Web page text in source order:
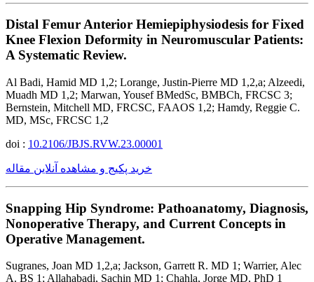
Distal Femur Anterior Hemiepiphysiodesis for Fixed
Knee Flexion Deformity in Neuromuscular Patients:
A Systematic Review.
Al Badi, Hamid MD 1,2; Lorange, Justin-Pierre MD 1,2,a; Alzeedi,
Muadh MD 1,2; Marwan, Yousef BMedSc, BMBCh, FRCSC 3;
Bernstein, Mitchell MD, FRCSC, FAAOS 1,2; Hamdy, Reggie C.
MD, MSc, FRCSC 1,2
doi : 10.2106/JBJS.RVW.23.00001
خرید پکیج و مشاهده آنلاین مقاله
Snapping Hip Syndrome: Pathoanatomy, Diagnosis,
Nonoperative Therapy, and Current Concepts in
Operative Management.
Sugranes, Joan MD 1,2,a; Jackson, Garrett R. MD 1; Warrier, Alec
A. BS 1; Allahabadi, Sachin MD 1; Chahla, Jorge MD, PhD 1